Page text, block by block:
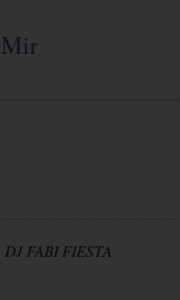
FABI FIESTA